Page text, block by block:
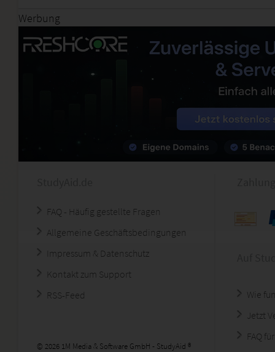
Werbung
FAQ - Häufig gestellte Fragen
Allgemeine Geschäftsbedingungen
Impressum & Datenschutz
Kontakt zum Support
RSS-Feed
© 2026 1M Media & Software GmbH - StudyAid ®
Wie
Jetzt
FAQ